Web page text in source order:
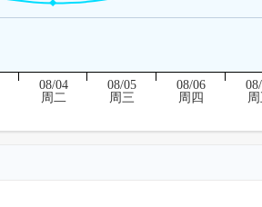
08/04
周二
08/05
周三
08/06
周四